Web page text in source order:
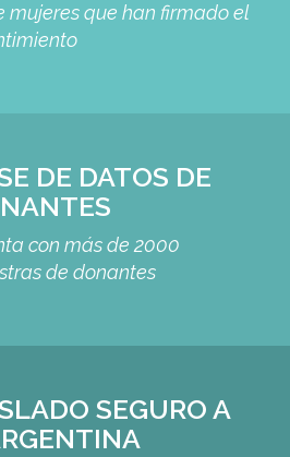
mujeres que han firmado el
DE DATOS DE
con más de 2000
de donantes
SEGURO A